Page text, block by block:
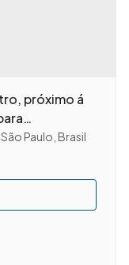
próximo á
São Paulo Brasil